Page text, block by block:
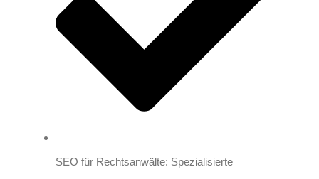
SEO für Rechtsanwälte: Spezialisierte